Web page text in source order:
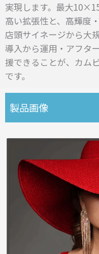
実現します。 最大
高い拡張性と、高輝度
店頭サイネージから大
導入から運用・アフタ
援できることが、カム
です。
製品画像